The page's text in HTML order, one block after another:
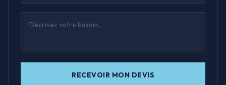
RECEVOIR MON DEVIS